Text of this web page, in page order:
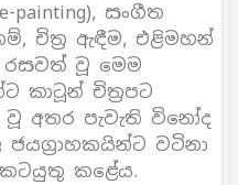
සංගීත
චිත‍්‍ර ඇඳීම, එළිමහන්
රසවත් වූ මෙම
කාටූන් චිත‍්‍රපට
අතර පැවැති විනෝද
ජයග‍්‍රාහකයින්ට වටිනා
කටයුතු කළේය.